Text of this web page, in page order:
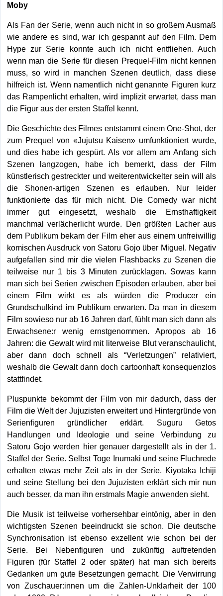
Moby
Als Fan der Serie, wenn auch nicht in so großem Ausmaß
wie andere es sind, war ich gespannt auf den Film. Dem
Hype zur Serie konnte auch ich nicht entfliehen. Auch
wenn man die Serie für diesen Prequel-Film nicht kennen
muss, so wird in manchen Szenen deutlich, dass diese
hilfreich ist. Wenn namentlich nicht genannte Figuren kurz
das Rampenlicht erhalten, wird implizit erwartet, dass man
die Figur aus der ersten Staffel kennt.
Die Geschichte des Filmes entstammt einem One-Shot, der
zum Prequel von «Jujutsu Kaisen» umfunktioniert wurde,
und dies habe ich gespürt. Als vor allem am Anfang sich
Szenen langzogen, habe ich bemerkt, dass der Film
künstlerisch gestreckter und weiterentwickelter sein will als
die Shonen-artigen Szenen es erlauben. Nur leider
funktionierte das für mich nicht. Die Comedy war nicht
immer gut eingesetzt, weshalb die Ernsthaftigkeit
manchmal verlächerlicht wurde. Den größten Lacher aus
dem Publikum bekam der Film eher aus einem unfreiwillig
komischen Ausdruck von Satoru Gojo über Miguel. Negativ
aufgefallen sind mir die vielen Flashbacks zu Szenen die
teilweise nur 1 bis 3 Minuten zurücklagen. Sowas kann
man sich bei Serien zwischen Episoden erlauben, aber bei
einem Film wirkt es als würden die Producer ein
Grundschulkind im Publikum erwarten. Da man in diesem
Film sowieso nur ab 16 Jahren darf, fühlt man sich dann als
Erwachsene:r wenig ernstgenommen. Apropos ab 16
Jahren: die Gewalt wird mit literweise Blut veranschaulicht,
aber dann doch schnell als “Verletzungen” relativiert,
weshalb die Gewalt dann doch cartoonhaft konsequenzlos
stattfindet.
Pluspunkte bekommt der Film von mir dadurch, dass der
Film die Welt der Jujuzisten erweitert und Hintergründe von
Serienfiguren gründlicher erklärt. Suguru Getos
Handlungen und Ideologie und seine Verbindung zu
Satoru Gojo werden hier genauer dargestellt als in der 1.
Staffel der Serie. Selbst Toge Inumaki und seine Fluchrede
erhalten etwas mehr Zeit als in der Serie. Kiyotaka Ichiji
und seine Stellung bei den Jujuzisten erklärt sich mir nun
auch besser, da man ihn erstmals Magie anwenden sieht.
Die Musik ist teilweise vorhersehbar eintönig, aber in den
wichtigsten Szenen beeindruckt sie schon. Die deutsche
Synchronisation ist ebenso exzellent wie schon bei der
Serie. Bei Nebenfiguren und zukünftig auftretenden
Figuren (für Staffel 2 oder später) hat man sich bereits
Gedanken um gute Besetzungen gemacht. Die Verwirrung
von Zuschauer:innen um die Zahlen-Unklarheit der 100